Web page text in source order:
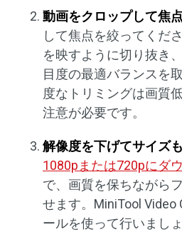
動画をクロップして焦
して焦点を絞ってくだ
を映すように切り抜き
目度の最適バランスを
度なトリミングは画質
注意が必要です。
解像度を下げてサイズ
1080pまたは720pにダ
で、画質を保ちながら
せます。MiniTool Video
ールを使って行いましょ